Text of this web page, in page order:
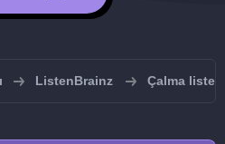
ListenBrainz Çalma